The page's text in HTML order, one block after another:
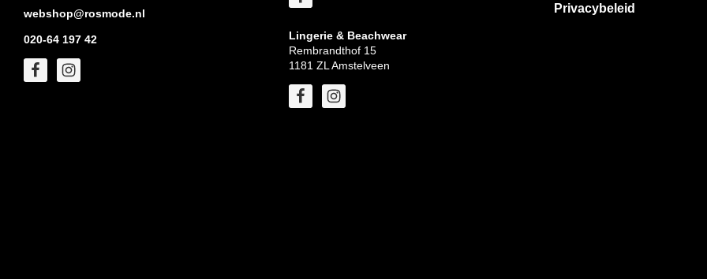
webshop@rosmode.nl
020-64 197 42
Lingerie & Beachwear
Rembrandthof 15
1181 ZL Amstelveen
Privacybeleid